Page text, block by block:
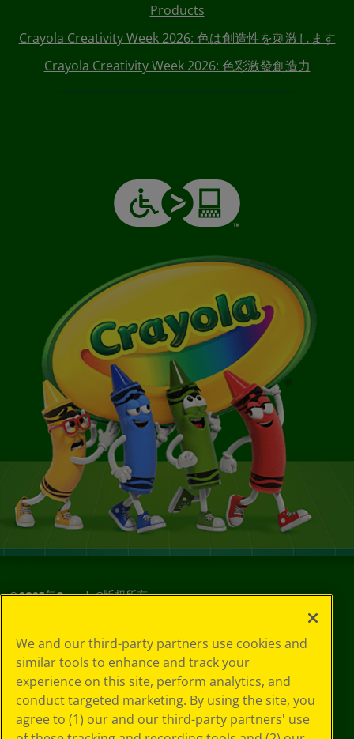
Products
Crayola Creativity Week 2026: 色は創造性を刺激します
Crayola Creativity Week 2026: 色彩激發創造力
© 2025年Crayola®版权所有。
We and our third-party partners use cookies and
similar tools to enhance and track your
experience on this site, perform analytics, and
conduct targeted marketing. By using the site, you
agree to (1) our and our third-party partners' use